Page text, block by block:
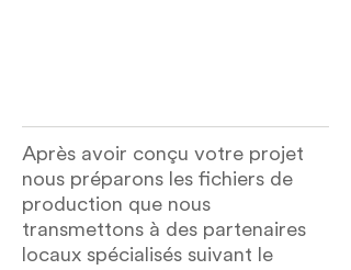
Après avoir conçu votre projet
nous préparons les fichiers de
production que nous
transmettons à des partenaires
locaux spécialisés suivant le